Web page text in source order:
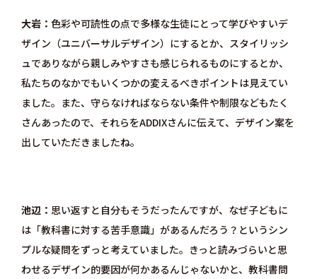
大岩
色彩や可読性の点で多様な生徒にとって学びやすいデ
ザイン（ユニバーサルデザイン）にするとか、スタイリッシ
ュでありながら親しみやすさも感じられるものにするとか、
私たちのなかでもいくつかの変えるべきポイントは見えてい
ました。また、守らなければならない条件や制限などもたく
さんあったので、それらをADDIXさんに伝えて、デザイン案を
出していただきましたね。
池辺
思い返すと自分もそうだったんですが、なぜ子どもに
は「教科書に対する苦手意識」があるんだろう？というシン
プルな疑問をずっと考えていました。きっと読みづらいと思
わせるデザイン的要因が何かあるんじゃないかと、教科書問